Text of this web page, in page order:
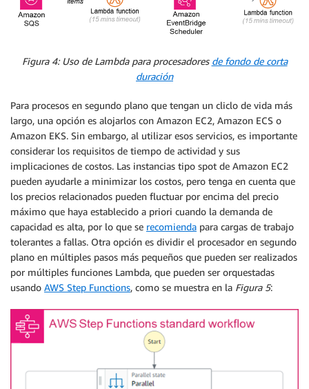
Figura 4: Uso de Lambda para procesadores de fondo de corta
duración
Para procesos en segundo plano que tengan un cliclo de vida más
largo, una opción es alojarlos con Amazon EC2, Amazon ECS o
Amazon EKS. Sin embargo, al utilizar esos servicios, es importante
considerar los requisitos de tiempo de actividad y sus
implicaciones de costos. Las instancias tipo spot de Amazon EC2
pueden ayudarle a minimizar los costos, pero tenga en cuenta que
los precios relacionados pueden fluctuar por encima del precio
máximo que haya establecido a priori cuando la demanda de
capacidad es alta, por lo que se recomienda para cargas de trabajo
tolerantes a fallas. Otra opción es dividir el procesador en segundo
plano en múltiples pasos más pequeños que pueden ser realizados
por múltiples funciones Lambda, que pueden ser orquestadas
usando AWS Step Functions, como se muestra en la Figura 5: